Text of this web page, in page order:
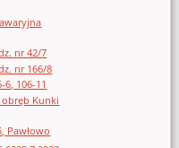
nr 42/7
nr 166/8
106-11
obręb Kunki
Pawłowo